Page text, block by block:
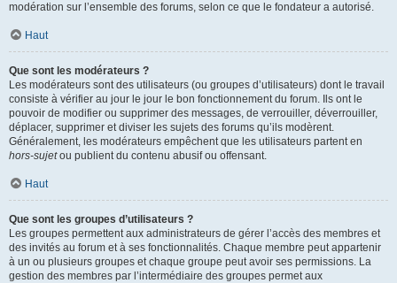
modération sur l’ensemble des forums, selon ce que le fondateur a autorisé.
Haut
Que sont les modérateurs ?
Les modérateurs sont des utilisateurs (ou groupes d’utilisateurs) dont le travail
consiste à vérifier au jour le jour le bon fonctionnement du forum. Ils ont le
pouvoir de modifier ou supprimer des messages, de verrouiller, déverrouiller,
déplacer, supprimer et diviser les sujets des forums qu’ils modèrent.
Généralement, les modérateurs empêchent que les utilisateurs partent en
hors-sujetou publient du contenu abusif ou offensant.
Haut
Que sont les groupes d’utilisateurs ?
Les groupes permettent aux administrateurs de gérer l’accès des membres et
des invités au forum et à ses fonctionnalités. Chaque membre peut appartenir
à un ou plusieurs groupes et chaque groupe peut avoir ses permissions. La
gestion des membres par l’intermédiaire des groupes permet aux